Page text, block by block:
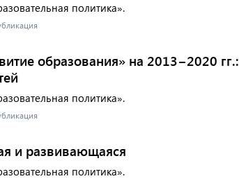
политика».
образования» на 2013−2020 гг.:
политика».
и развивающаяся
политика».